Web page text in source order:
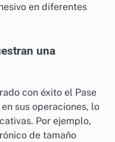
en diferentes
una
con éxito el Pase
sus operaciones, lo
Por ejemplo,
de tamaño